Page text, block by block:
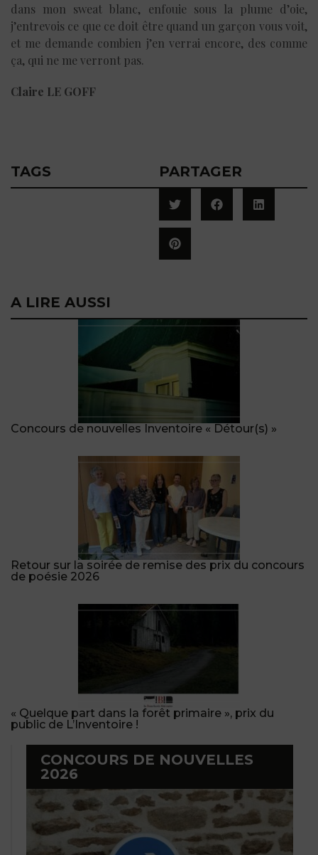
dans mon sweat blanc, enfouie sous la plume d’oie,
j’entrevois ce que ce doit être quand un garçon vous voit,
et me demande combien j’en verrai encore, des comme
ça, qui ne me verront pas.
Claire LE GOFF
TAGS PARTAGER
A LIRE AUSSI
Concours de nouvelles Inventoire « Détour(s) »
Retour sur la soirée de remise des prix du concours
de poésie 2026
« Quelque part dans la forêt primaire », prix du
public de L’Inventoire !
CONCOURS DE NOUVELLES
2026